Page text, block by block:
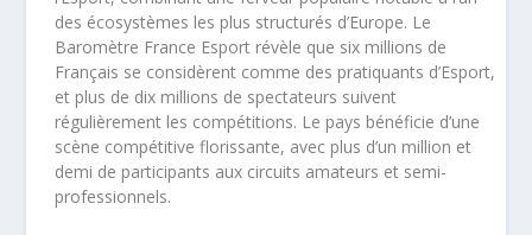
des écosystèmes les plus structurés d’Europe. Le
Baromètre France Esport révèle que six millions de
Français se considèrent comme des pratiquants d’Esport,
et plus de dix millions de spectateurs suivent
régulièrement les compétitions. Le pays bénéficie d’une
scène compétitive florissante, avec plus d’un million et
demi de participants aux circuits amateurs et semi-
professionnels.